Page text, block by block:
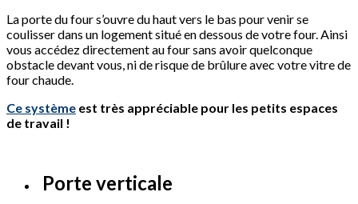
La porte du four s’ouvre du haut vers le bas pour venir se
coulisser dans un logement situé en dessous de votre four. Ainsi
vous accédez directement au four sans avoir quelconque
obstacle devant vous, ni de risque de brûlure avec votre vitre de
four chaude.
Ce système est très appréciable pour les petits espaces
de travail !
Porte verticale